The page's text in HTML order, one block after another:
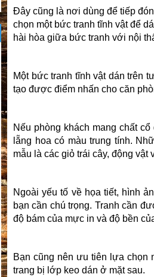
Đây cũng là nơi dùng để tiếp
chọn một bức tranh tĩnh vật để
hài hòa giữa bức tranh với nội
Một bức tranh tĩnh vật dán trên
tạo được điểm nhấn cho căn
Nếu phòng khách mang chất
lẵng hoa có màu trung tính.
mẫu là các giỏ trái cây, động vật
Ngoài yếu tố về họa tiết, hình
bạn cần chú trọng. Tranh cần
độ bám của mực in và độ bền
Bạn cũng nên ưu tiên lựa
trang bị lớp keo dán ở mặt sau.